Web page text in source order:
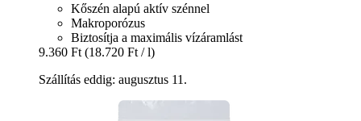
Kőszén alapú aktív szénnel
Makroporózus
Biztosítja a maximális vízáramlást
9.360 Ft (18.720 Ft / l)
Szállítás eddig: augusztus 11.